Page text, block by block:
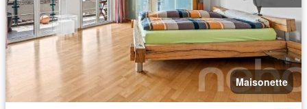
Maisonette